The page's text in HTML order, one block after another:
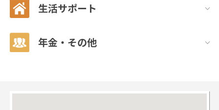
生活サポート
年金・その他